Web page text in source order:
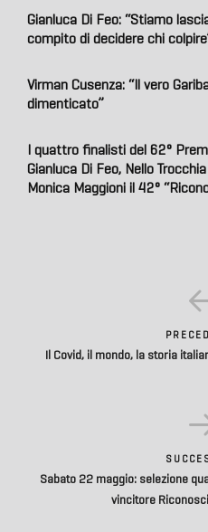
Gianluca Di Feo: “Stiamo
compito di decidere chi
Virman Cusenza: “Il vero
dimenticato”
I quattro finalisti del 62°
Gianluca Di Feo, Nello
Monica Maggioni il 42°
Il Covid, il mondo, la storia
Sabato 22 maggio: selezione
vincitore